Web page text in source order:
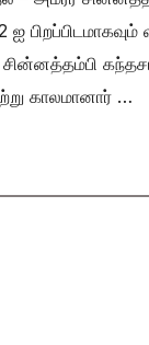
ஐ பிறப்பிடமாகவும்
காலமானார் …